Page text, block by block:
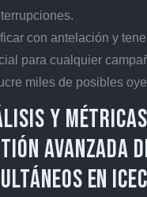
con antelación y
para cualquier
miles de posibles
y
Avanzada
en